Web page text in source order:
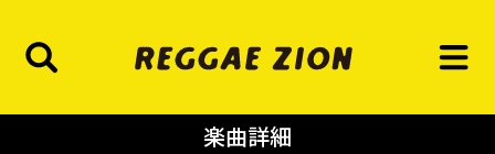
楽曲詳細